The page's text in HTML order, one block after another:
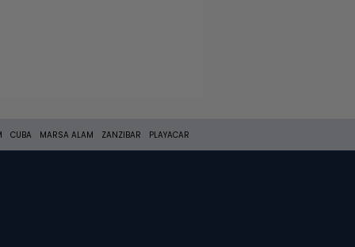
CUBA MARSA ALAM ZANZIBAR PLAYACAR